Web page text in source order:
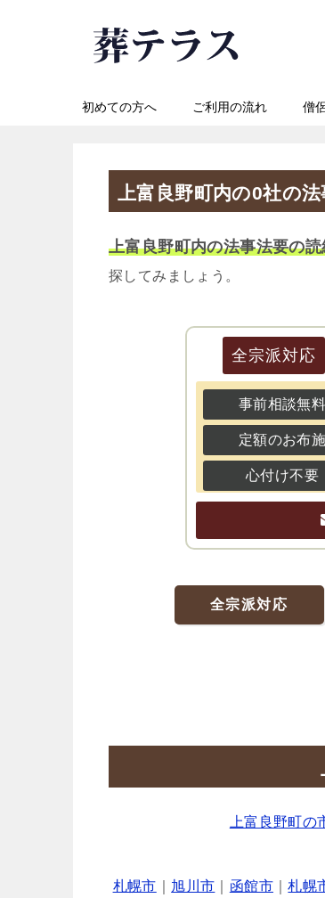
初めての方へ ご利用の流れ 僧
上富良野町内の0社の
上富良野町内の法事法要の
探してみましょう。
全宗派対応
事前相談無料
定額のお布施
心付け不要
全宗派対応
上富良野町
札幌市 旭川市 函館市｜札幌